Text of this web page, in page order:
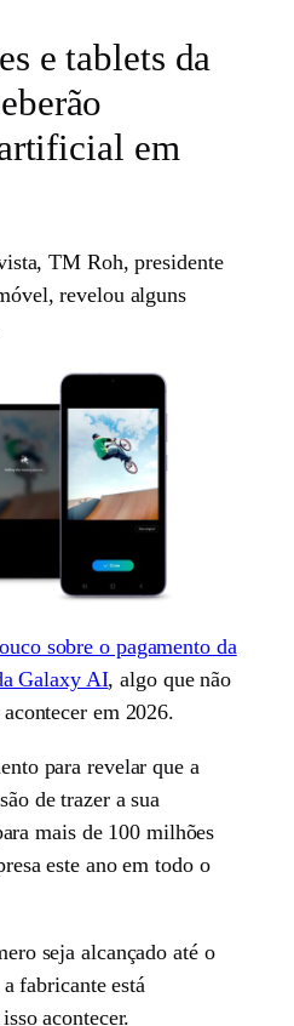
e tablets da
em
TM Roh, presidente
revelou alguns
sobre o pagamento da
Galaxy AI, algo que não
em 2026.
para revelar que a
de trazer a sua
mais de 100 milhões
este ano em todo o
seja alcançado até o
fabricante está
acontecer.